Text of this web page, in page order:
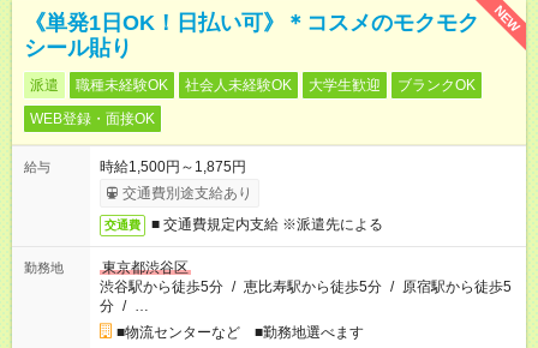
NEW
《単発1日OK！日払い可》＊コスメのモクモク
シール貼り
派遣 職種未経験OK 社会人未経験OK 大学生歓迎
ブランクOK
WEB登録・面接OK
給与
時給1,500円～1,875円
交通費別途支給あり
交通費 ■ 交通費規定内支給 ※派遣先による
勤務地
東京都渋谷区
渋谷駅から徒歩5分 / 恵比寿駅から徒歩5分 / 原宿駅から徒歩5
分 / …
■物流センターなど ■勤務地選べます